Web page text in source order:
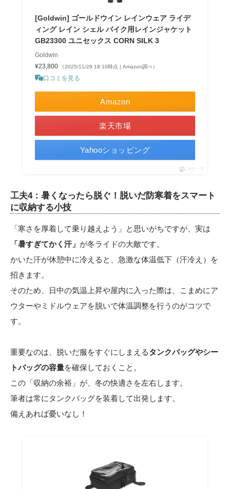
[Goldwin] ゴールドウイン レインウェア ライデ
ィング レイン シェル バイク用レインジャケット
GB23300 ユニセックス CORN SILK 3
Goldwin
¥23,800
（2025/11/29 18:10時点 | Amazon調べ）
口コミを見る
Amazon
楽天市場
Yahooショッピング
ポチップ
工夫4：暑くなったら脱ぐ！脱いだ防寒着をスマート
に収納する小技
「寒さを厚着して乗り越えよう」と思いがちですが、実は
「暑すぎてかく汗」 が冬ライドの大敵です。
かいた汗が休憩中に冷えると、急激な体温低下（汗冷え）を
招きます。
そのため、日中の気温上昇や屋内に入った際は、こまめにア
ウターやミドルウェアを脱いで体温調整を行うのがコツで
す。
重要なのは、脱いだ服をすぐにしまえるタンクバッグやシー
トバッグの容量を確保しておくこと。
この「収納の余裕」が、冬の快適さを左右します。
筆者は常にタンクバッグを装着して出発します。
備えあれば憂いなし！